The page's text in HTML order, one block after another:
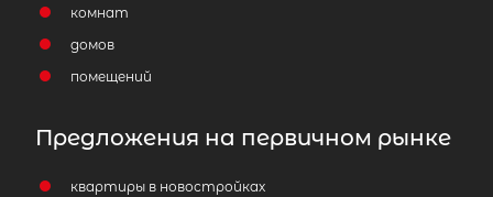
комнат
домов
помещений
Предложения на первичном рынке
квартиры в новостройках